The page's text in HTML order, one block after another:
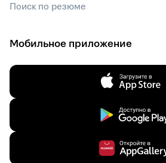
Поиск по резюме
Мобильное приложение